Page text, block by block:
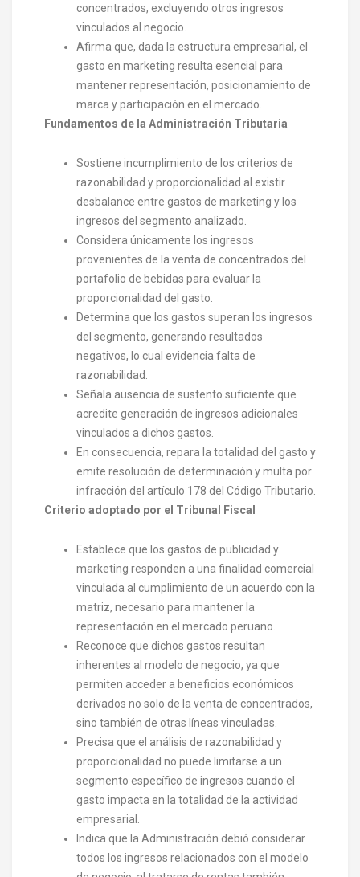
concentrados, excluyendo otros ingresos
vinculados al negocio.
Afirma que, dada la estructura empresarial, el
gasto en marketing resulta esencial para
mantener representación, posicionamiento de
marca y participación en el mercado.
Fundamentos de la Administración Tributaria
Sostiene incumplimiento de los criterios de
razonabilidad y proporcionalidad al existir
desbalance entre gastos de marketing y los
ingresos del segmento analizado.
Considera únicamente los ingresos
provenientes de la venta de concentrados del
portafolio de bebidas para evaluar la
proporcionalidad del gasto.
Determina que los gastos superan los ingresos
del segmento, generando resultados
negativos, lo cual evidencia falta de
razonabilidad.
Señala ausencia de sustento suficiente que
acredite generación de ingresos adicionales
vinculados a dichos gastos.
En consecuencia, repara la totalidad del gasto y
emite resolución de determinación y multa por
infracción del artículo 178 del Código Tributario.
Criterio adoptado por el Tribunal Fiscal
Establece que los gastos de publicidad y
marketing responden a una finalidad comercial
vinculada al cumplimiento de un acuerdo con la
matriz, necesario para mantener la
representación en el mercado peruano.
Reconoce que dichos gastos resultan
inherentes al modelo de negocio, ya que
permiten acceder a beneficios económicos
derivados no solo de la venta de concentrados,
sino también de otras líneas vinculadas.
Precisa que el análisis de razonabilidad y
proporcionalidad no puede limitarse a un
segmento específico de ingresos cuando el
gasto impacta en la totalidad de la actividad
empresarial.
Indica que la Administración debió considerar
todos los ingresos relacionados con el modelo